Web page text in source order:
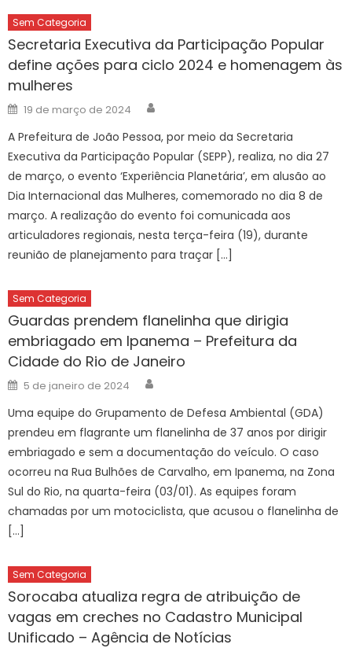
Sem Categoria
Secretaria Executiva da Participação Popular
define ações para ciclo 2024 e homenagem às
mulheres
Posted
on
19 de março de 2024
A Prefeitura de João Pessoa, por meio da Secretaria
Executiva da Participação Popular (SEPP), realiza, no dia 27
de março, o evento ‘Experiência Planetária’, em alusão ao
Dia Internacional das Mulheres, comemorado no dia 8 de
março. A realização do evento foi comunicada aos
articuladores regionais, nesta terça-feira (19), durante
reunião de planejamento para traçar […]
Sem Categoria
Guardas prendem flanelinha que dirigia
embriagado em Ipanema – Prefeitura da
Cidade do Rio de Janeiro
Posted
on
5 de janeiro de 2024
Uma equipe do Grupamento de Defesa Ambiental (GDA)
prendeu em flagrante um flanelinha de 37 anos por dirigir
embriagado e sem a documentação do veículo. O caso
ocorreu na Rua Bulhões de Carvalho, em Ipanema, na Zona
Sul do Rio, na quarta-feira (03/01). As equipes foram
chamadas por um motociclista, que acusou o flanelinha de
[…]
Sem Categoria
Sorocaba atualiza regra de atribuição de
vagas em creches no Cadastro Municipal
Unificado – Agência de Notícias